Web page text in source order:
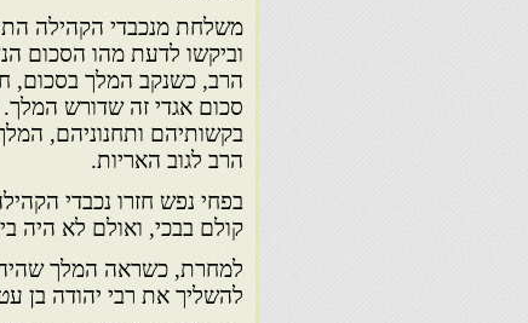
משלחת מנכבדי הקהילה
וביקשו לדעת מהו הסכום
הרב, כשנקב המלך בסכום,
סכום אגדי זה שדורש המלך.
בקשותיהם ותחנוניהם,
הרב לגוב האריות.
בפחי נפש חזרו נכבדי
קולם בבכי, ואולם לא היה
למחרת, כשראה המלך
להשליך את רבי יהודה בן